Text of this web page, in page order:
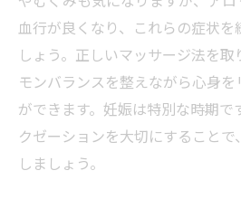
血行が良くなり、これらの症状を
しょう。正しいマッサージ法を
モンバランスを整えながら心身
ができます。妊娠は特別な時期で
クゼーションを大切にすること
しましょう。